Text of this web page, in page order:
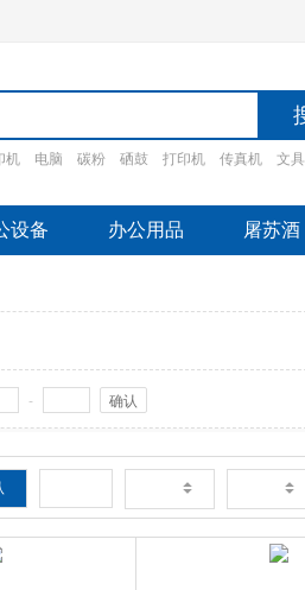
机 电脑 碳粉 硒鼓 打印机 传真机 文具
设备 办公用品 屠苏酒
- 确认